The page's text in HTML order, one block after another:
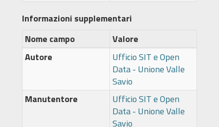
Informazioni supplementari
Nome campo
Valore
Autore
Ufficio SIT e Open
Data - Unione Valle
Savio
Manutentore
Ufficio SIT e Open
Data - Unione Valle
Savio